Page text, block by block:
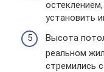
установить
Высота
реальном
стремились